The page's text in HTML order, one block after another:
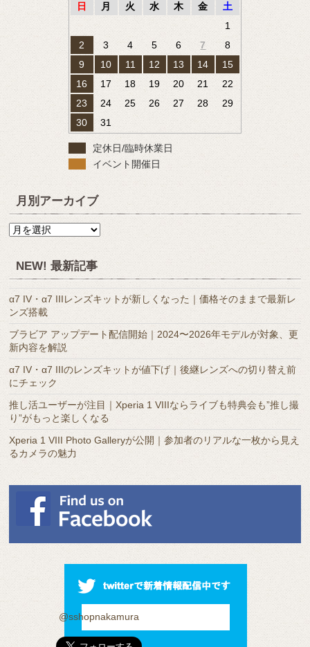
日
月 火 水 木 金
土
1
2
3 4 5 6 7
8
9
10 11 12 13 14
15
16
17 18 19 20 21
22
23
24 25 26 27 28
29
30
31
定休日/臨時休業日
イベント開催日
月別アーカイブ
月
ー
カ
イ
ブ
NEW! 最新記事
α7 IV・α7 IIIレンズキットが新しくなった｜価格そのままで最新レ
ンズ搭載
ブラビア アップデート配信開始｜2024〜2026年モデルが対象、更
新内容を解説
α7 IV・α7 IIIのレンズキットが値下げ｜後継レンズへの切り替え前
にチェック
推し活ユーザーが注目｜Xperia 1 VIIIならライブも特典会も”推し撮
り”がもっと楽しくなる
Xperia 1 VIII Photo Galleryが公開｜参加者のリアルな一枚から見え
るカメラの魅力
@sshopnakamura